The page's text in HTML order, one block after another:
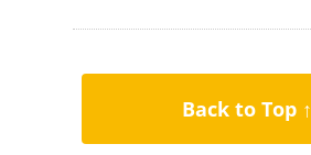
Back to Top ↑